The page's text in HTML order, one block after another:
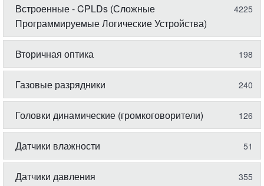
Встроенные - CPLDs (Сложные
Программируемые Логические Устройства)
4225
Вторичная оптика 198
Газовые разрядники 240
Головки динамические (громкоговорители) 126
Датчики влажности 51
Датчики давления 355